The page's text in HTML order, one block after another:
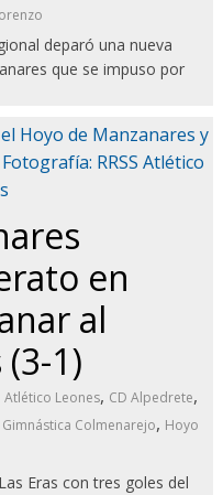
deparó una nueva
que se impuso por
en
al
1)
Atlético Leones, CD Alpedrete,
Gimnástica Colmenarejo, Hoyo
Eras con tres goles del